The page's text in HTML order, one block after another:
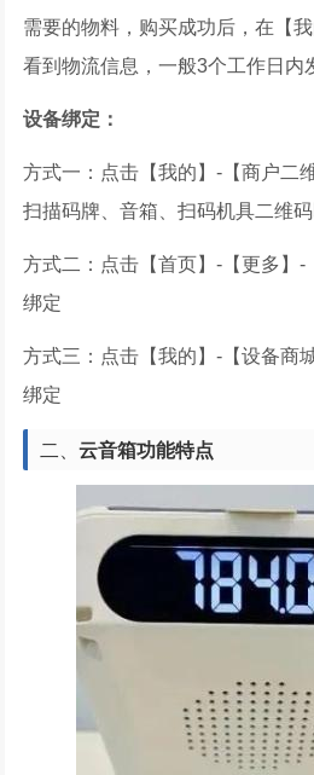
需要的物料，购买成功后，在【
看到物流信息，一般3个工作日内
设备绑定：
方式一：点击【我的】-【商户二
扫描码牌、音箱、扫码机具二维
方式二：点击【首页】-【更多】-
绑定
方式三：点击【我的】-【设备商
绑定
二、云音箱功能特点